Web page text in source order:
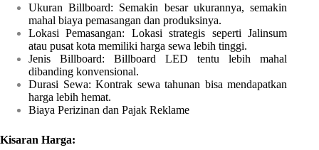
Ukuran Billboard: Semakin besar ukurannya, semakin
mahal biaya pemasangan dan produksinya.
Lokasi Pemasangan: Lokasi strategis seperti Jalinsum
atau pusat kota memiliki harga sewa lebih tinggi.
Jenis Billboard: Billboard LED tentu lebih mahal
dibanding konvensional.
Durasi Sewa: Kontrak sewa tahunan bisa mendapatkan
harga lebih hemat.
Biaya Perizinan dan Pajak Reklame
Kisaran Harga: